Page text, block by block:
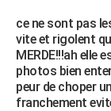
Destinations
City break
Voyage nature
Voyage de noces
Forum
Climat
+PHOTO
GUIDES D'ACHAT
BONS PLANS
ce ne sont pas
vite et rigolent
MERDE!!!ah elle
photos bien
peur de choper
franchement